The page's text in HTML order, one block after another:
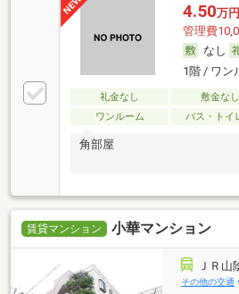
4.50万円
管理費
なし
1階 / ワン
礼金なし 敷金なし
ワンルーム
バス・トイ
角部屋
賃貸マンション 小華マンション
ＪＲ山
その他の交通